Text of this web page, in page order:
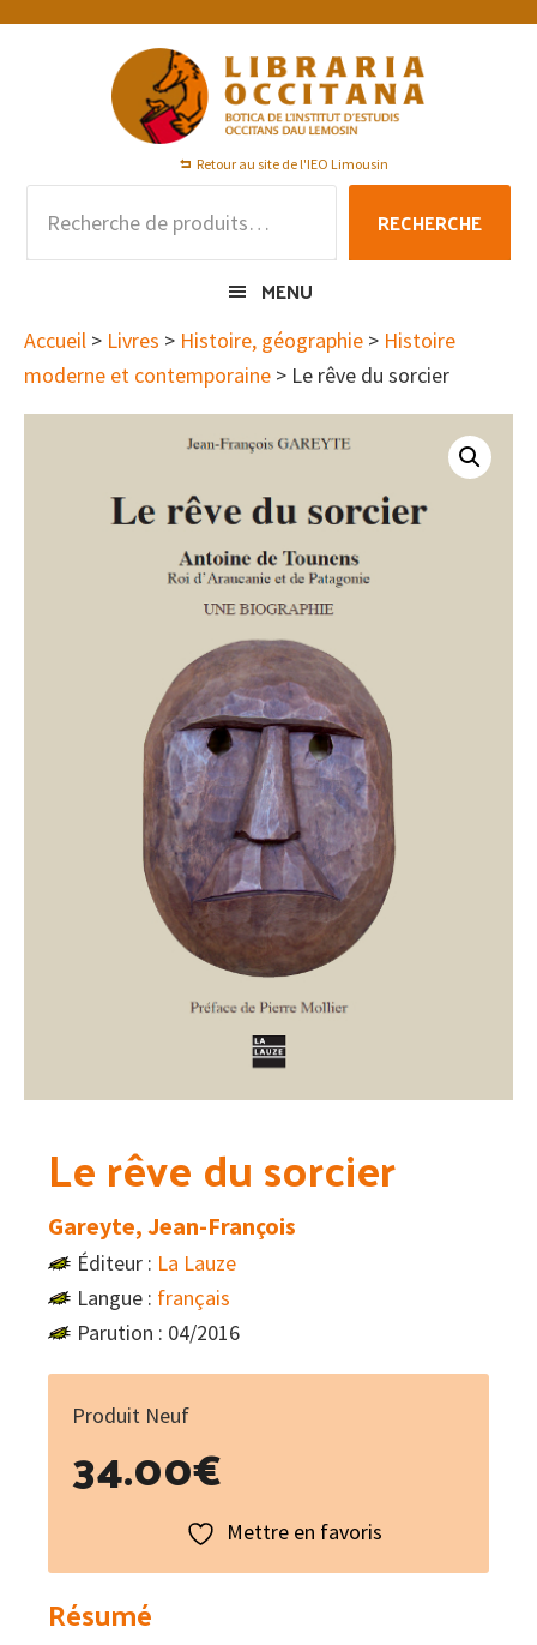
Passer
Passer
Passer
Retour au site de l'IEO Limousin
pour :
RECHERCHE
MENU
Accueil > Livres > Histoire, géographie > Histoire
moderne et contemporaine > Le rêve du sorcier
Le rêve du sorcier
Gareyte, Jean-François
Éditeur : La Lauze
Langue : français
Parution : 04/2016
Produit Neuf
34.00€
Mettre en favoris
Résumé